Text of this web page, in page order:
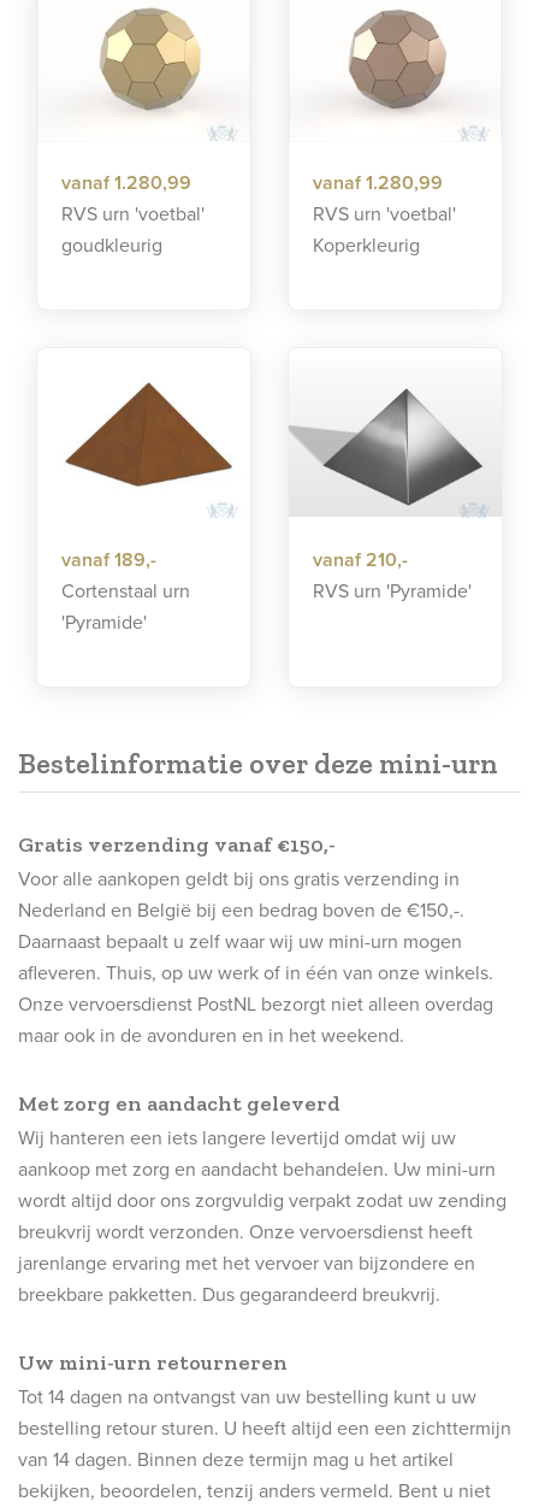
vanaf 1.280,99
RVS urn 'voetbal'
goudkleurig
vanaf 1.280,99
RVS urn 'voetbal'
Koperkleurig
vanaf 189,-
Cortenstaal urn
'Pyramide'
vanaf 210,-
RVS urn 'Pyramide'
Bestelinformatie over deze mini-urn
Gratis verzending vanaf €150,-
Voor alle aankopen geldt bij ons gratis verzending in
Nederland en België bij een bedrag boven de €150,-.
Daarnaast bepaalt u zelf waar wij uw mini-urn mogen
afleveren. Thuis, op uw werk of in één van onze winkels.
Onze vervoersdienst PostNL bezorgt niet alleen overdag
maar ook in de avonduren en in het weekend.
Met zorg en aandacht geleverd
Wij hanteren een iets langere levertijd omdat wij uw
aankoop met zorg en aandacht behandelen. Uw mini-urn
wordt altijd door ons zorgvuldig verpakt zodat uw zending
breukvrij wordt verzonden. Onze vervoersdienst heeft
jarenlange ervaring met het vervoer van bijzondere en
breekbare pakketten. Dus gegarandeerd breukvrij.
Uw mini-urn retourneren
Tot 14 dagen na ontvangst van uw bestelling kunt u uw
bestelling retour sturen. U heeft altijd een een zichttermijn
van 14 dagen. Binnen deze termijn mag u het artikel
bekijken, beoordelen, tenzij anders vermeld. Bent u niet